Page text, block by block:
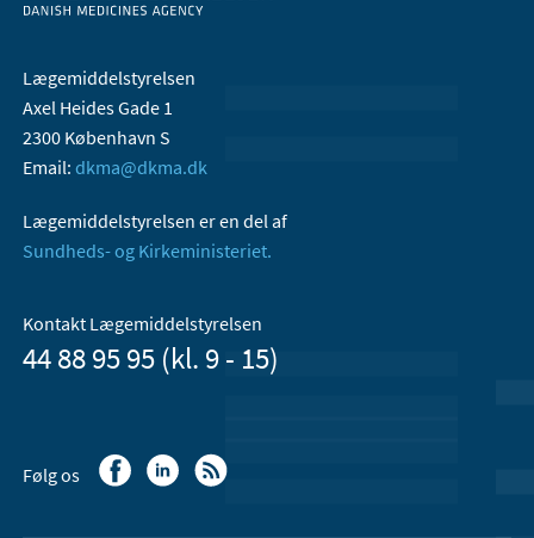
Lægemiddelstyrelsen
Axel Heides Gade 1
2300 København S
Email: dkma@dkma.dk
Lægemiddelstyrelsen er en del af
Sundheds- og Kirkeministeriet.
Kontakt Lægemiddelstyrelsen
44 88 95 95 (kl. 9 - 15)
Følg os